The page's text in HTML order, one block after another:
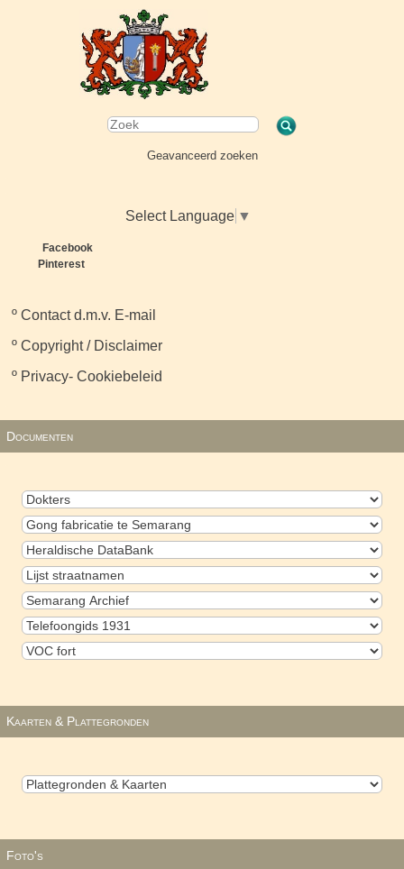
Geavanceerd zoeken
Select Language ▼
Facebook
Pinterest
º Contact d.m.v. E-mail
º Copyright / Disclaimer
º Privacy- Cookiebeleid
Documenten
Kaarten & Plattegronden
Foto's